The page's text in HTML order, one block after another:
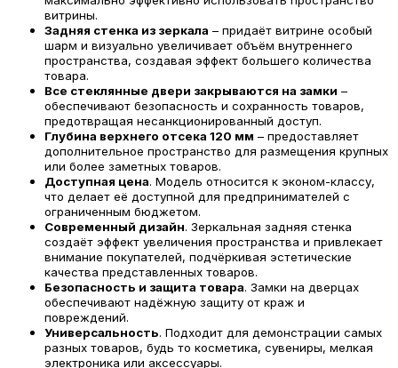
витрины.
Задняя стенка из зеркала – придаёт витрине особый
шарм и визуально увеличивает объём внутреннего
пространства, создавая эффект большего количества
товара.
Все стеклянные двери закрываются на замки –
обеспечивают безопасность и сохранность товаров,
предотвращая несанкционированный доступ.
Глубина верхнего отсека 120 мм – предоставляет
дополнительное пространство для размещения крупных
или более заметных товаров.
Доступная цена. Модель относится к эконом-классу,
что делает её доступной для предпринимателей с
ограниченным бюджетом.
Современный дизайн. Зеркальная задняя стенка
создаёт эффект увеличения пространства и привлекает
внимание покупателей, подчёркивая эстетические
качества представленных товаров.
Безопасность и защита товара. Замки на дверцах
обеспечивают надёжную защиту от краж и
повреждений.
Универсальность. Подходит для демонстрации самых
разных товаров, будь то косметика, сувениры, мелкая
электроника или аксессуары.